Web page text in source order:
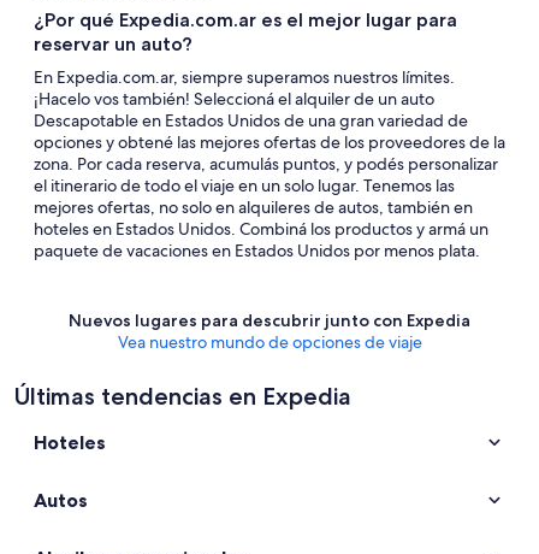
¿Por qué Expedia.com.ar es el mejor lugar para
reservar un auto?
En Expedia.com.ar, siempre superamos nuestros límites.
¡Hacelo vos también! Seleccioná el alquiler de un auto
Descapotable en Estados Unidos de una gran variedad de
opciones y obtené las mejores ofertas de los proveedores de la
zona. Por cada reserva, acumulás puntos, y podés personalizar
el itinerario de todo el viaje en un solo lugar. Tenemos las
mejores ofertas, no solo en alquileres de autos, también en
hoteles en Estados Unidos. Combiná los productos y armá un
paquete de vacaciones en Estados Unidos por menos plata.
Nuevos lugares para descubrir junto con Expedia
Vea nuestro mundo de opciones de viaje
Últimas tendencias en Expedia
Hoteles
Autos